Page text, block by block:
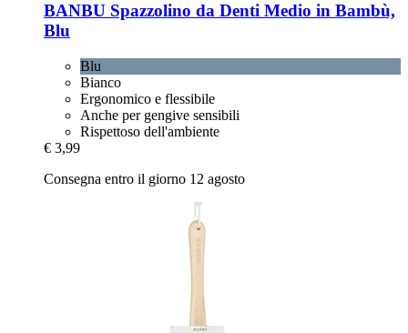
BANBU Spazzolino da Denti Medio in Bambù,
Blu
Blu
Bianco
Ergonomico e flessibile
Anche per gengive sensibili
Rispettoso dell'ambiente
€ 3,99
Consegna entro il giorno 12 agosto